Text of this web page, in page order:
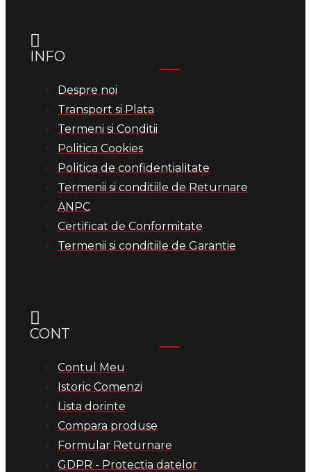
INFO
Despre noi
Transport si Plata
Termeni si Conditii
Politica Cookies
Politica de confidentialitate
Termenii si conditiile de Returnare
ANPC
Certificat de Conformitate
Termenii si conditiile de Garantie
CONT
Contul Meu
Istoric Comenzi
Lista dorinte
Compara produse
Formular Returnare
GDPR - Protectia datelor